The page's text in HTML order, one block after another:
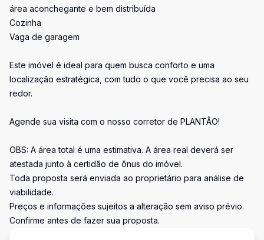
área aconchegante e bem distribuída
Cozinha
Vaga de garagem
Este imóvel é ideal para quem busca conforto e uma
localização estratégica, com tudo o que você precisa ao seu
redor.
Agende sua visita com o nosso corretor de PLANTÃO!
OBS: A área total é uma estimativa. A área real deverá ser
atestada junto à certidão de ônus do imóvel.
Toda proposta será enviada ao proprietário para análise de
viabilidade.
Preços e informações sujeitos a alteração sem aviso prévio.
Confirme antes de fazer sua proposta.